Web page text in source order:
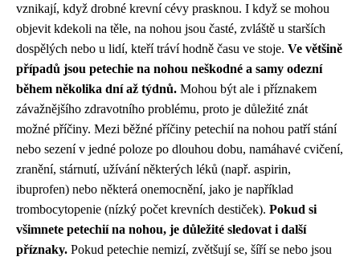
vznikají, když drobné krevní cévy prasknou. I když se mohou
objevit kdekoli na těle, na nohou jsou časté, zvláště u starších
dospělých nebo u lidí, kteří tráví hodně času ve stoje. Ve většině
případů jsou petechie na nohou neškodné a samy odezní
během několika dní až týdnů. Mohou být ale i příznakem
závažnějšího zdravotního problému, proto je důležité znát
možné příčiny. Mezi běžné příčiny petechií na nohou patří stání
nebo sezení v jedné poloze po dlouhou dobu, namáhavé cvičení,
zranění, stárnutí, užívání některých léků (např. aspirin,
ibuprofen) nebo některá onemocnění, jako je například
trombocytopenie (nízký počet krevních destiček). Pokud si
všimnete petechií na nohou, je důležité sledovat i další
příznaky. Pokud petechie nemizí, zvětšují se, šíří se nebo jsou